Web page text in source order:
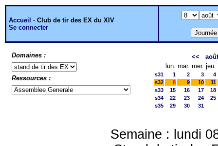
Accueil - Club de tir des EX du XIV
Se connecter
Domaines :
Ressources :
<<
lun. mar. mer. jeu.
s31 1 2 3
4
s32
8 9 10
11
s33
15 16 17
18
s34
22 23 24
25
s35
29 30 31
Semaine : lundi